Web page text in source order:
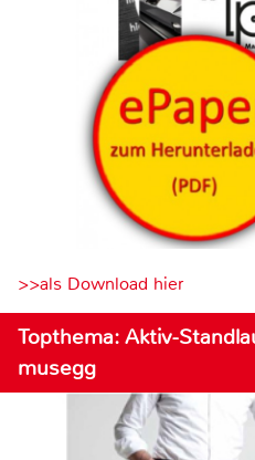
>>als Download hier
Topthema: Aktiv-
musegg